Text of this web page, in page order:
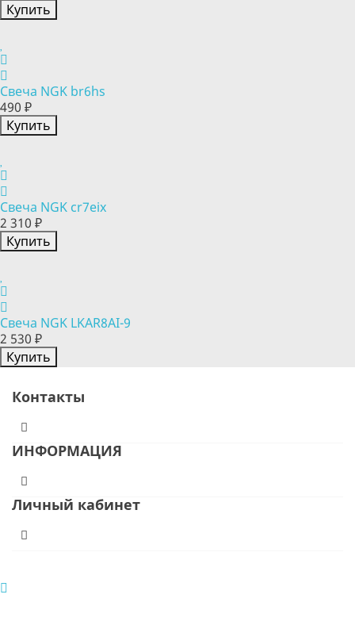
Купить
Свеча NGK br6hs
490 ₽
Купить
Свеча NGK cr7eix
2 310 ₽
Купить
Свеча NGK LKAR8AI-9
2 530 ₽
Купить
Контакты
ИНФОРМАЦИЯ
Личный кабинет